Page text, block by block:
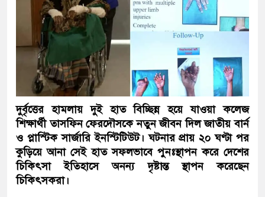
দুর্বৃত্তের হামলায় দুই হাত বিচ্ছিন্ন হয়ে যাওয়া কলেজ
শিক্ষার্থী তাসফিন ফেরদৌসকে নতুন জীবন দিল জাতীয় বার্ন
ও প্লাস্টিক সার্জারি ইনস্টিটিউট। ঘটনার প্রায় ২০ ঘণ্টা পর
কুড়িয়ে আনা সেই হাত সফলভাবে পুনঃস্থাপন করে দেশের
চিকিৎসা ইতিহাসে অনন্য দৃষ্টান্ত স্থাপন করেছেন
চিকিৎসকরা।